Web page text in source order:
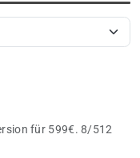
für 599€. 8/512